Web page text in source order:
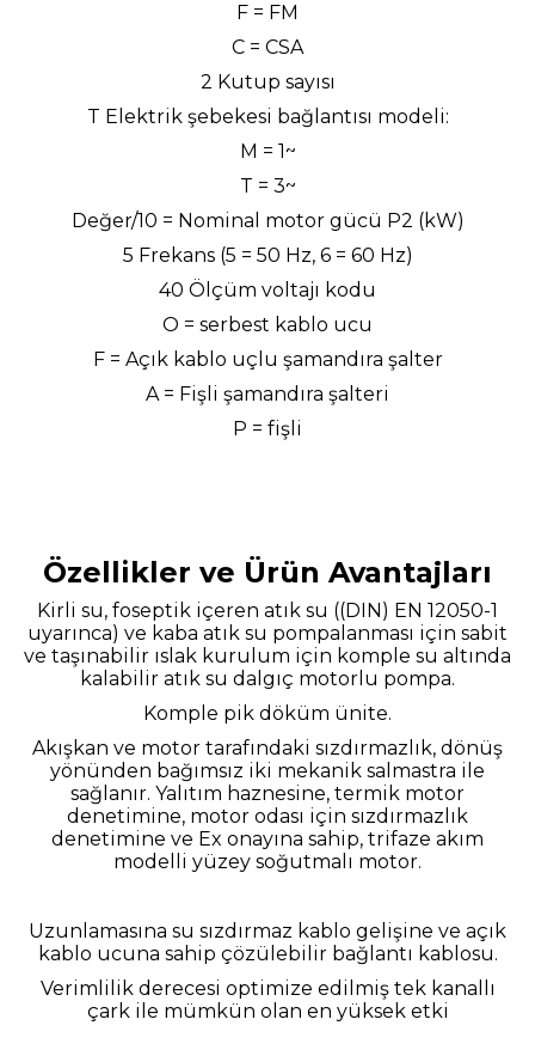
F = FM
C = CSA
2 Kutup sayısı
T Elektrik şebekesi bağlantısı modeli:
M = 1~
T = 3~
Değer/10 = Nominal motor gücü P2 (kW)
5 Frekans (5 = 50 Hz, 6 = 60 Hz)
40 Ölçüm voltajı kodu
O = serbest kablo ucu
F = Açık kablo uçlu şamandıra şalter
A = Fişli şamandıra şalteri
P = fişli
Özellikler ve Ürün Avantajları
Kirli su, foseptik içeren atık su ((DIN) EN 12050-1
uyarınca) ve kaba atık su pompalanması için sabit
ve taşınabilir ıslak kurulum için komple su altında
kalabilir atık su dalgıç motorlu pompa.
Komple pik döküm ünite.
Akışkan ve motor tarafındaki sızdırmazlık, dönüş
yönünden bağımsız iki mekanik salmastra ile
sağlanır. Yalıtım haznesine, termik motor
denetimine, motor odası için sızdırmazlık
denetimine ve Ex onayına sahip, trifaze akım
modelli yüzey soğutmalı motor.
Uzunlamasına su sızdırmaz kablo gelişine ve açık
kablo ucuna sahip çözülebilir bağlantı kablosu.
Verimlilik derecesi optimize edilmiş tek kanallı
çark ile mümkün olan en yüksek etki